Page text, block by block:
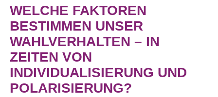
WELCHE FAKTOREN
BESTIMMEN UNSER
WAHLVERHALTEN – IN
ZEITEN VON
INDIVIDUALISIERUNG UND
POLARISIERUNG?